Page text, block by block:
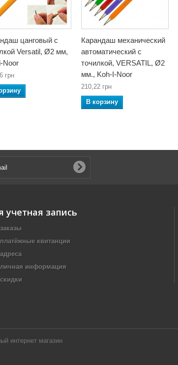
цанговый с
Versatil, Ø2 мм,
Noor
грн
Карандаш механический
автоматический с
точилкой, VERSATIL, Ø2
мм., Koh-I-Noor
210,22 грн
В корзину
интернет магазин
учетная запись
квитанции
информация